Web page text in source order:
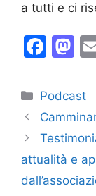
a tutti e ci
F
c
e
b
o
o
M
st
o
d
o
n
Categorie
Podcast
attualità e